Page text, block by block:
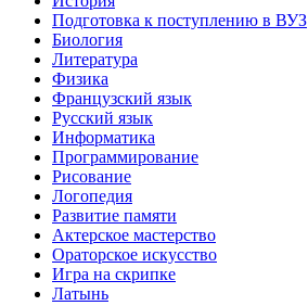
Подготовка к поступлению в ВУЗ
Биология
Литература
Физика
Французский язык
Русский язык
Информатика
Программирование
Рисование
Логопедия
Развитие памяти
Актерское мастерство
Ораторское искусство
Игра на скрипке
Латынь